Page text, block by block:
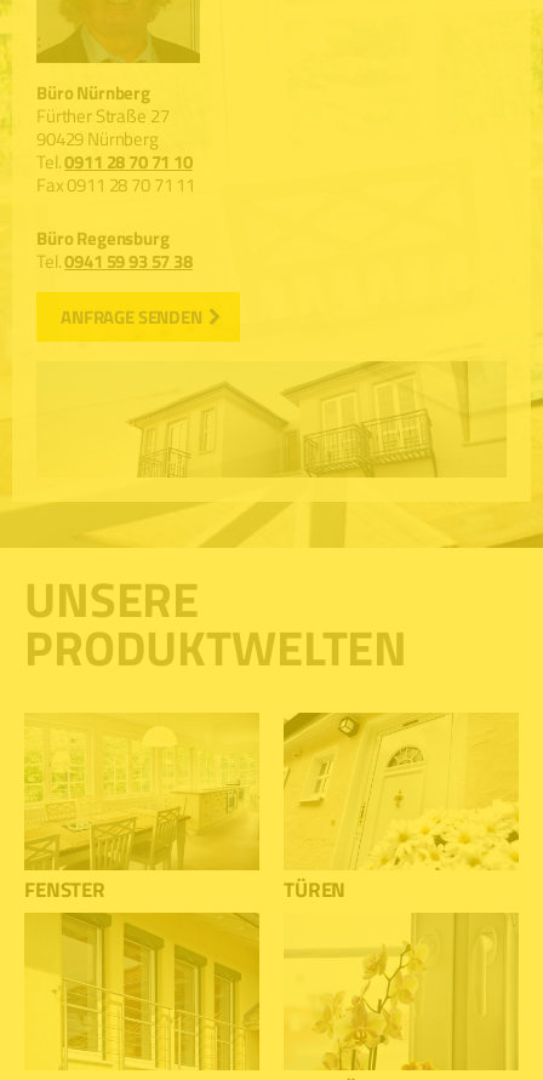
Büro Nürnberg
Fürther Straße 27
90429 Nürnberg
Tel.0911 28 70 71 10
Fax 0911 28 70 71 11
Büro Regensburg
Tel.0941 59 93 57 38
ANFRAGE SENDEN
UNSERE
PRODUKTWELTEN
FENSTER TÜREN